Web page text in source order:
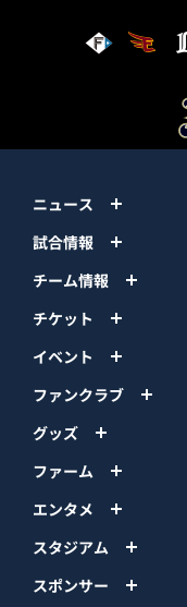
ニュース
試合情報
チーム情報
チケット
イベント
ファンクラブ
グッズ
ファーム
エンタメ
スタジアム
スポンサー